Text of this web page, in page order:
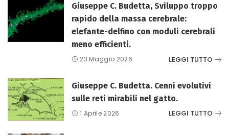
Giuseppe C. Budetta, Sviluppo troppo
rapido della massa cerebrale:
elefante-delfino con moduli cerebrali
meno efficienti.
23 Maggio 2026 LEGGI TUTTO
Giuseppe C. Budetta. Cenni evolutivi
sulle reti mirabili nel gatto.
1 Aprile 2026 LEGGI TUTTO